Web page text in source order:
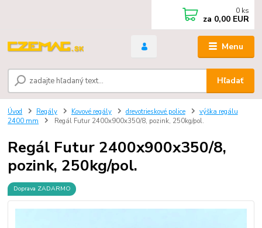
Menu
Hľadať
0 ks
za 0,00 EUR
Úvod Regály Kovové regály drevotrieskové police
výška regálu
2400 mm
Regál Futur 2400x900x350/8, pozink, 250kg/pol.
Regál Futur 2400x900x350/8,
pozink, 250kg/pol.
Doprava ZADARMO